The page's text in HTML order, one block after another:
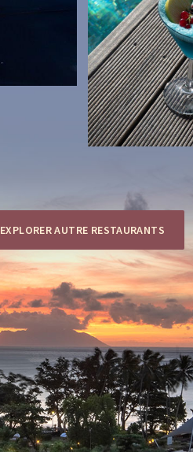
EXPLORER AUTRE RESTAURANTS